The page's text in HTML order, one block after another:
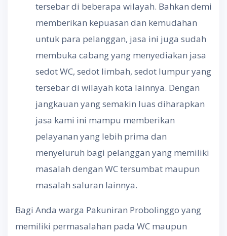
tersebar di beberapa wilayah. Bahkan demi
memberikan kepuasan dan kemudahan
untuk para pelanggan, jasa ini juga sudah
membuka cabang yang menyediakan jasa
sedot WC, sedot limbah, sedot lumpur yang
tersebar di wilayah kota lainnya. Dengan
jangkauan yang semakin luas diharapkan
jasa kami ini mampu memberikan
pelayanan yang lebih prima dan
menyeluruh bagi pelanggan yang memiliki
masalah dengan WC tersumbat maupun
masalah saluran lainnya.
Bagi Anda warga Pakuniran Probolinggo yang
memiliki permasalahan pada WC maupun